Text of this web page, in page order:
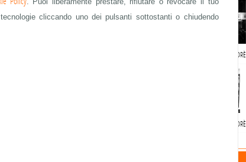
cliccando uno dei pulsanti sottostanti o chiudendo
FABRIZIO DE ANDRÈ
FABRIZIO DE ANDRÈ